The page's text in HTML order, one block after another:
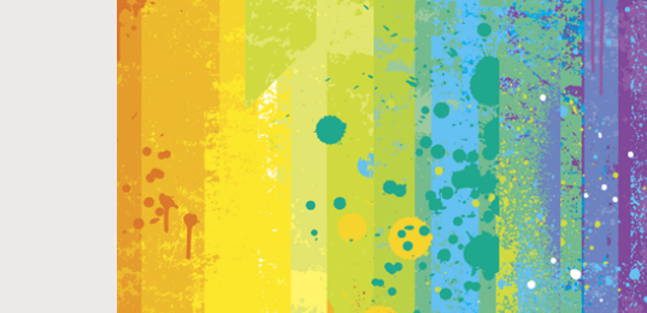
最新